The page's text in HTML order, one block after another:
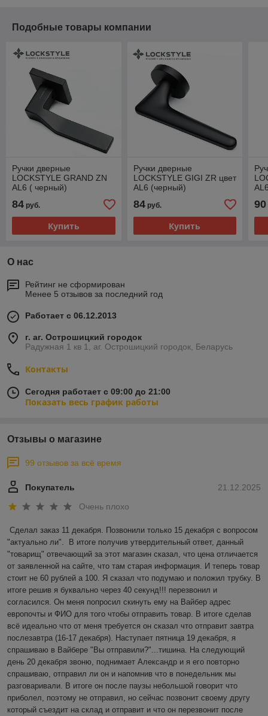
Подобные товары компании
Ручки дверные
LOCKSTYLE GRAND ZN
AL6 ( черный)
84 руб.
Купить
Ручки дверные
LOCKSTYLE GIGI ZR цвет
AL6 (черный)
84руб.
Купить
90
О нас
Рейтинг не сформирован
Менее 5 отзывов за последний год
Работает с 06.12.2013
г. аг. Острошицкий городок
Радужная 1 кв 1, аг. Острошицкий городок, Беларусь
Контакты
Сегодня работает с 09:00 до 21:00
Показать весь график работы
Отзывы о магазине
99 отзывов за всё время
21.12.2025
Покупатель
Очень плохо
Сделал заказ 11 декабря. Позвонили только 15 декабря с вопросом
"актуально ли".  В итоге получив утвердительный ответ, данный
"товарищ" отвечающий за этот магазин сказал, что цена отличается
от заявленной на сайте, что там старая информация. И теперь товар
стоит не 60 рублей а 100. Я сказал что подумаю и положил трубку. В
итоге решив я буквально через 40 секунд!!! перезвонил и
согласился. Он меня попросил скинуть ему на Вайбер адрес
европочты и ФИО для того чтобы отправить товар. В итоге сделав
всё идеально что от меня требуется он сказал что отправит завтра
послезавтра (16-17 декабря). Наступает пятница 19 декабря, я
спрашиваю в Вайбере "Вы отправили?"...тишина. На следующий
день 20 декабря звоню, поднимает Александр и я его повторно
спрашиваю, отправил ли он и напомнив что в понедельник мы
разговаривали. В итоге он после паузы небольшой говорит что
приболел, поэтому не отправил, но сейчас позвонит своему другу
который съездит на склад и отправит и что он перезвонит после